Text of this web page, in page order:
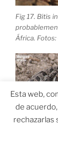
Fig 17. Bitis
África.
Fig 18. Bitis
región de la
Esta web,
de
rechazarlas